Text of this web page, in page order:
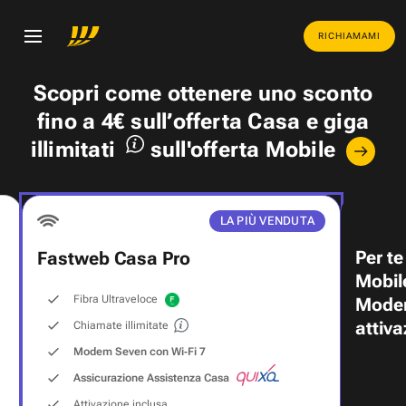
RICHIAMAMI
Scopri come ottenere uno sconto
fino a 4€ sull’offerta Casa egiga
illimitati
sull'offerta Mobile
LA PIÙ VENDUTA
Fastweb Casa Pro
Fibra Ultraveloce
Chiamate illimitate
Modem Seven con Wi‑Fi 7
Assicurazione Assistenza Casa
Per